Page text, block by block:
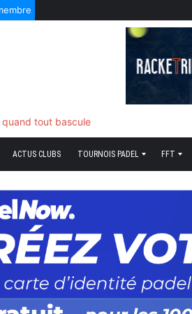
plume
ACTUS CLUBS TOURNOIS PADEL FFT